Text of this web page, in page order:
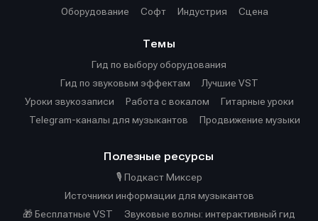
Оборудование
Софт Индустрия Сцена
Темы
Гид по выбору оборудования
Гид по звуковым эффектам
Лучшие VST
Уроки звукозаписи
Работа с вокалом
Гитарные уроки
Telegram-каналы для музыкантов
Продвижение музыки
Полезные ресурсы
🎙️ Подкаст Миксер
Источники информации для музыкантов
🎁 Бесплатные VST
Звуковые волны: интерактивный гид